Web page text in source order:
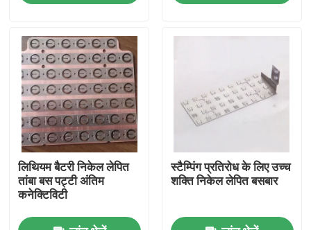
घर
उत्पादों
हमारे बारे में
कारखाना भ्रमण
गुणवत्ता नियंत्रण
लिथियम बैटरी निकेल लेपित
तांबा बस पट्टी अंतिम
कनेक्टिविटी
स्टैम्पिंग प्रतिरोध के लिए उच्च
शक्ति निकेल लेपित बसबार